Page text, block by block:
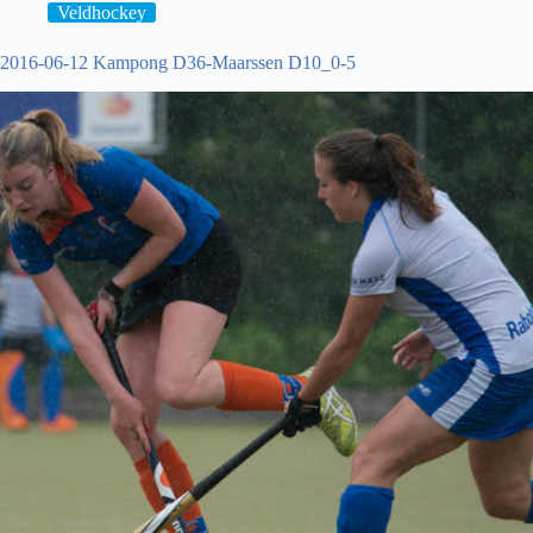
Veldhockey
2016-06-12 Kampong D36-Maarssen D10_0-5